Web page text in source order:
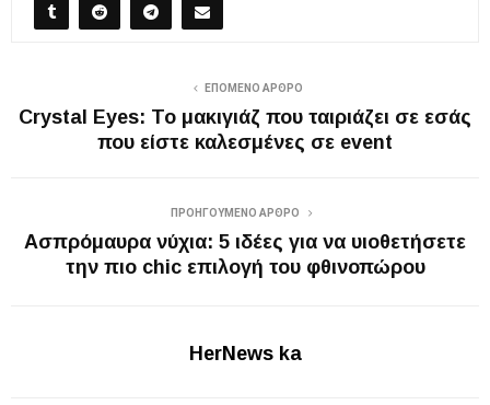
ΕΠΌΜΕΝΟ ΆΡΘΡΟ
Crystal Eyes: To μακιγιάζ που ταιριάζει σε εσάς
που είστε καλεσμένες σε event
ΠΡΟΗΓΟΎΜΕΝΟ ΆΡΘΡΟ
Ασπρόμαυρα νύχια: 5 ιδέες για να υιοθετήσετε
την πιο chic επιλογή του φθινοπώρου
HerNews ka